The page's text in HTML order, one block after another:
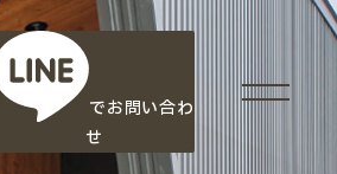
でお問い合わ
せ